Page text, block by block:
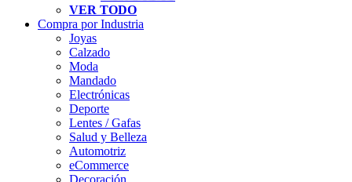
VER TODO
Compra por Industria
Joyas
Calzado
Moda
Mandado
Electrónicas
Deporte
Lentes / Gafas
Salud y Belleza
Automotriz
eCommerce
Decoración